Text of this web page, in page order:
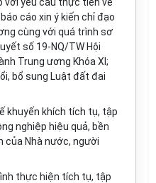
cáo xin ý kiến chỉ đạo
cùng với quá trình sơ
số 19-NQ/TW Hội
Trung ương Khóa XI;
bổ sung Luật đất đai
khuyến khích tích tụ, tập
nghiệp hiệu quả, bền
của Nhà nước, người
thực hiện tích tụ, tập